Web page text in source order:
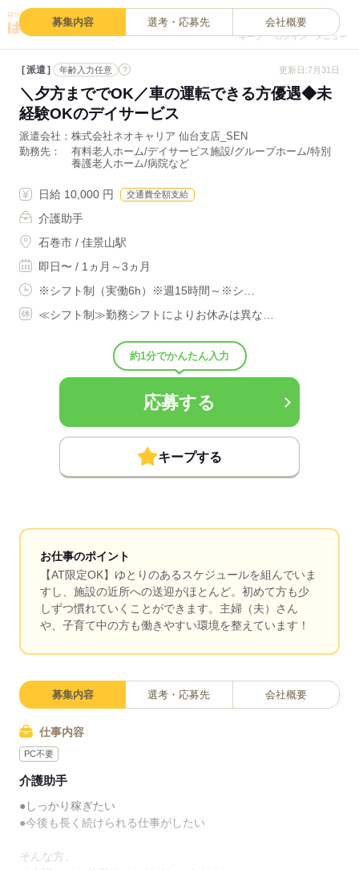
キープ ログイン メニュー
募集内容 選考・応募先 会社概要
派遣 年齢入力任意 ? 更新日:7月31日
＼夕方まででOK／車の運転できる方優遇◆未
経験OKのデイサービス
派遣会社
株式会社ネオキャリア 仙台支店_SEN
勤務先
有料老人ホーム/デイサービス施設/グループホーム/特別
養護老人ホーム/病院など
日給 10,000 円 交通費全額支給
介護助手
石巻市 / 佳景山駅
即日〜 / 1ヵ月～3ヵ月
※シフト制（実働6h）※週15時間～※シ…
≪シフト制≫勤務シフトによりお休みは異な…
約1分でかんたん入力
応募する
キープする
お仕事のポイント
【AT限定OK】ゆとりのあるスケジュールを組んでいま
すし、施設の近所への送迎がほとんど。初めて方も少
しずつ慣れていくことができます。主婦（夫）さん
や、子育て中の方も働きやすい環境を整えています！
募集内容 選考・応募先 会社概要
仕事内容
PC不要
介護助手
●しっかり稼ぎたい
●今後も長く続けられる仕事がしたい
そんな方、